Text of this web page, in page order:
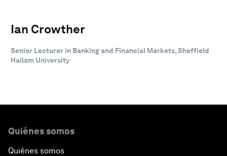
Ian Crowther
Senior Lecturer in Banking and Financial Markets, Sheffield
Hallam University
Quiénes somos
Quiénes somos